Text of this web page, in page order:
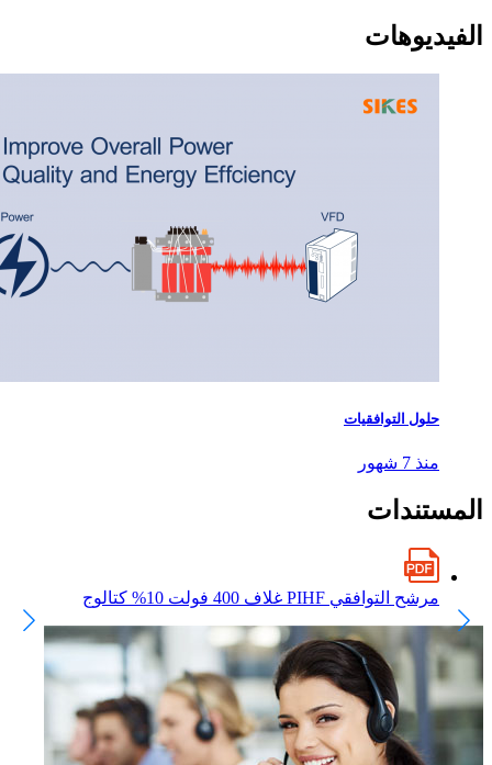
الفيديوهات
حلول التوافقيات
منذ 7 شهور
المستندات
مرشح التوافقي PIHF غلاف 400 فولت 10% كتالوج